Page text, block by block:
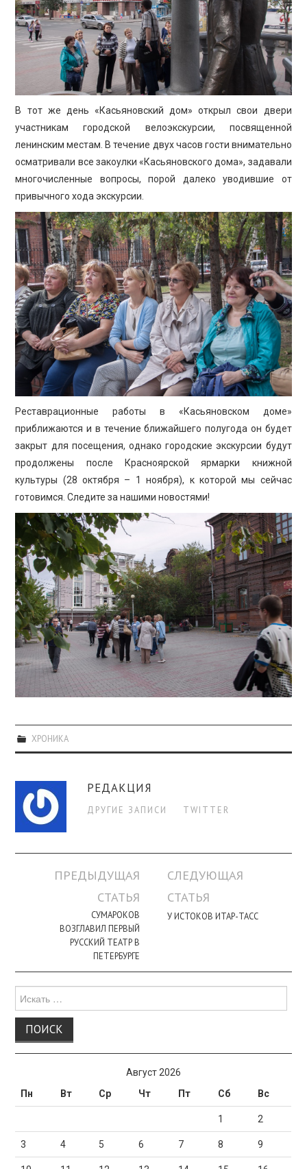
В тот же день «Касьяновский дом» открыл свои двери
участникам городской велоэкскурсии, посвященной
ленинским местам. В течение двух часов гости внимательно
осматривали все закоулки «Касьяновского дома», задавали
многочисленные вопросы, порой далеко уводившие от
привычного хода экскурсии.
Реставрационные работы в «Касьяновском доме»
приближаются и в течение ближайшего полугода он будет
закрыт для посещения, однако городские экскурсии будут
продолжены после Красноярской ярмарки книжной
культуры (28 октября – 1 ноября), к которой мы сейчас
готовимся. Следите за нашими новостями!
ХРОНИКА
РЕДАКЦИЯ
ДРУГИЕ ЗАПИСИ TWITTER
Навигация
ПРЕДЫДУЩАЯ
СТАТЬЯ
СУМАРОКОВ
ВОЗГЛАВИЛ ПЕРВЫЙ
РУССКИЙ ТЕАТР В
ПЕТЕРБУРГЕ
СЛЕДУЮЩАЯ
СТАТЬЯ
У ИСТОКОВ ИТАР-ТАСС
для:
Август 2026
Пн
Вт Ср Чт Пт Сб Вс
1 2
3 4 5 6 7 8 9